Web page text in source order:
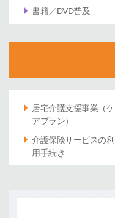
書籍／DVD普及
居宅介護支援事業（ケ
アプラン）
介護保険サービスの利
用手続き